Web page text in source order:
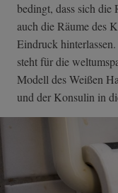
bedingt, dass sich die
auch die Räume des
Eindruck
steht für die
Modell des Weißen
und der Konsulin in